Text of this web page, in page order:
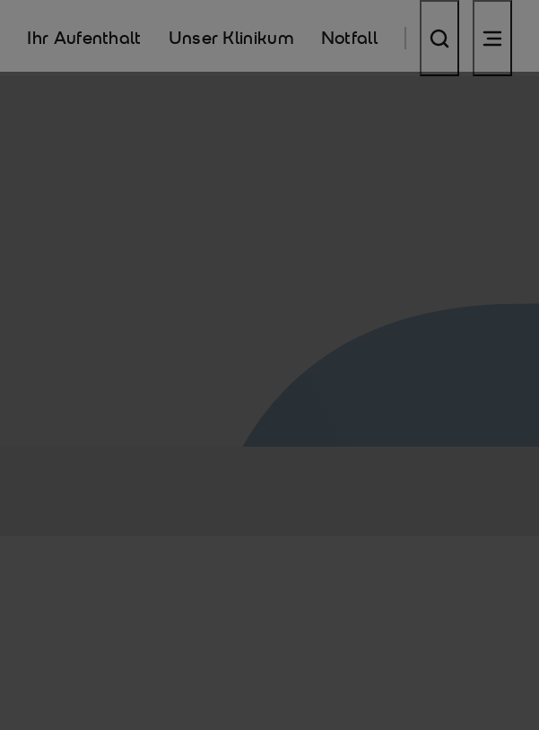
Ihr Aufenthalt Unser Klinikum Notfall